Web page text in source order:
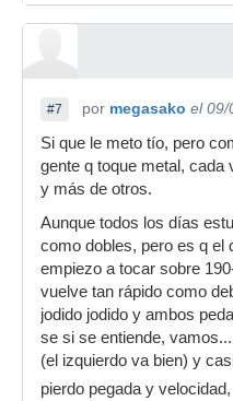
#7 por megasako el 09/
Si que le meto tío, pero
gente q toque metal,
y más de otros.
Aunque todos los días
como dobles, pero es q el
empiezo a tocar sobre
vuelve tan rápido como
jodido jodido y ambos
se si se entiende,
(el izquierdo va bien) y
pierdo pegada y